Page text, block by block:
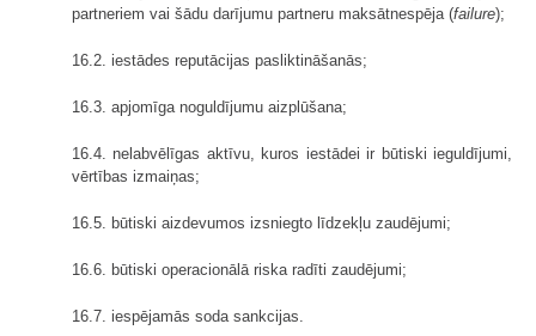
partneriem vai šādu darījumu partneru maksātnespēja (failure);
16.2. iestādes reputācijas pasliktināšanās;
16.3. apjomīga noguldījumu aizplūšana;
16.4. nelabvēlīgas aktīvu, kuros iestādei ir būtiski ieguldījumi,
vērtības izmaiņas;
16.5. būtiski aizdevumos izsniegto līdzekļu zaudējumi;
16.6. būtiski operacionālā riska radīti zaudējumi;
16.7. iespējamās soda sankcijas.